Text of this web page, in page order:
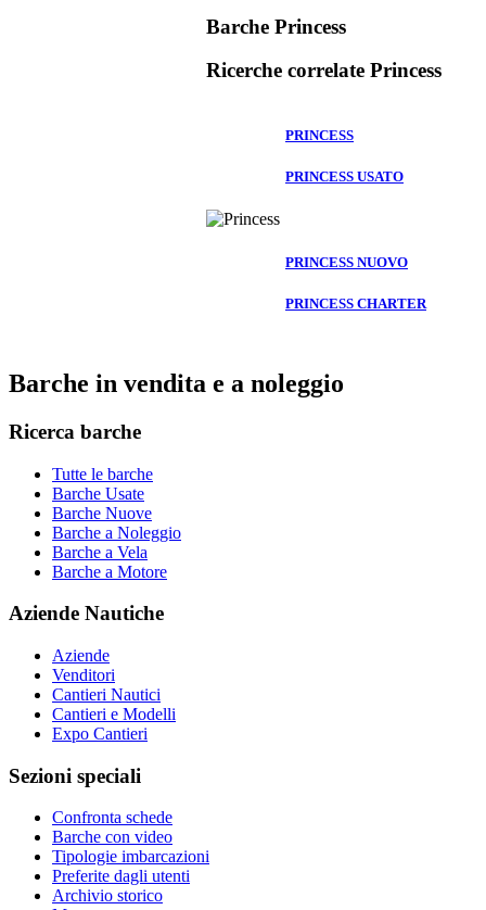
Barche Princess
Ricerche correlate Princess
PRINCESS
PRINCESS USATO
PRINCESS NUOVO
PRINCESS CHARTER
Barche in vendita e a noleggio
Ricerca barche
Tutte le barche
Barche Usate
Barche Nuove
Barche a Noleggio
Barche a Vela
Barche a Motore
Aziende Nautiche
Aziende
Venditori
Cantieri Nautici
Cantieri e Modelli
Expo Cantieri
Sezioni speciali
Confronta schede
Barche con video
Tipologie imbarcazioni
Preferite dagli utenti
Archivio storico